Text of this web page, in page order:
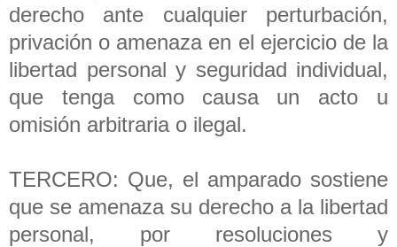
derecho ante cualquier perturbación,
privación o amenaza en el ejercicio de la
libertad personal y seguridad individual,
que tenga como causa un acto u
omisión arbitraria o ilegal.
TERCERO: Que, el amparado sostiene
que se amenaza su derecho a la libertad
personal, por resoluciones y